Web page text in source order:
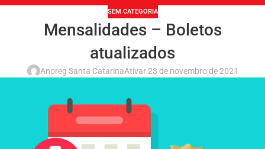
SEM CATEGORIA
Mensalidades – Boletos
atualizados
Anoreg Santa CatarinaAtivar 23 de novembro de 2021